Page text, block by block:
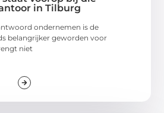
in Tilburg
ondernemen is de
belangrijker geworden voor
niet